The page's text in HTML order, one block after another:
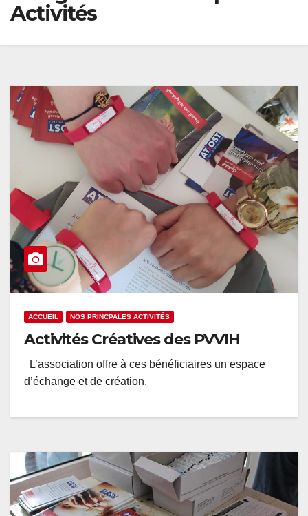
Activités
ACCUEIL NOS PRINCPALES ACTIVITÉS
Activités Créatives des PVVIH
L’association offre à ces bénéficiaires un espace
d’échange et de création.